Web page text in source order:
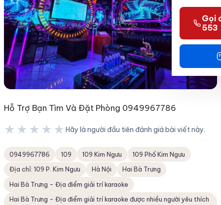
Gọi
553
Hỗ Trợ Bạn Tìm Và Đặt Phòng 0949967786
★★★★★ Hãy là người đầu tiên đánh giá bài viết này.
0949967786 109 109 Kim Ngưu
109 Phố Kim Ngưu
Địa chỉ: 109 P. Kim Ngưu
Hà Nội
Hai Bà Trưng
Hai Bà Trưng - Địa điểm giải trí karaoke
Hai Bà Trưng - Địa điểm giải trí karaoke được nhiều người yêu thích